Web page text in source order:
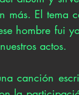
más. El tema
hombre fui
actos.
canción